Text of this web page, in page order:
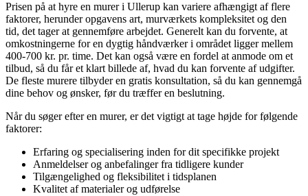
Prisen på at hyre en murer i Ullerup kan variere afhængigt af flere
faktorer, herunder opgavens art, murværkets kompleksitet og den
tid, det tager at gennemføre arbejdet. Generelt kan du forvente, at
omkostningerne for en dygtig håndværker i området ligger mellem
400-700 kr. pr. time. Det kan også være en fordel at anmode om et
tilbud, så du får et klart billede af, hvad du kan forvente af udgifter.
De fleste murere tilbyder en gratis konsultation, så du kan gennemgå
dine behov og ønsker, før du træffer en beslutning.
Når du søger efter en murer, er det vigtigt at tage højde for følgende
faktorer:
Erfaring og specialisering inden for dit specifikke projekt
Anmeldelser og anbefalinger fra tidligere kunder
Tilgængelighed og fleksibilitet i tidsplanen
Kvalitet af materialer og udførelse